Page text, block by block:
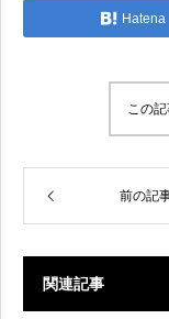
Hatena
この
前の記
関連記事